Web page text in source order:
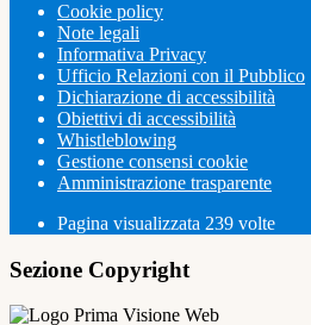
Cookie policy
Note legali
Informativa Privacy
Ufficio Relazioni con il Pubblico
Dichiarazione di accessibilità
Obiettivi di accessibilità
Whistleblowing
Gestione consensi cookie
Amministrazione trasparente
Pagina visualizzata 239 volte
Sezione Copyright